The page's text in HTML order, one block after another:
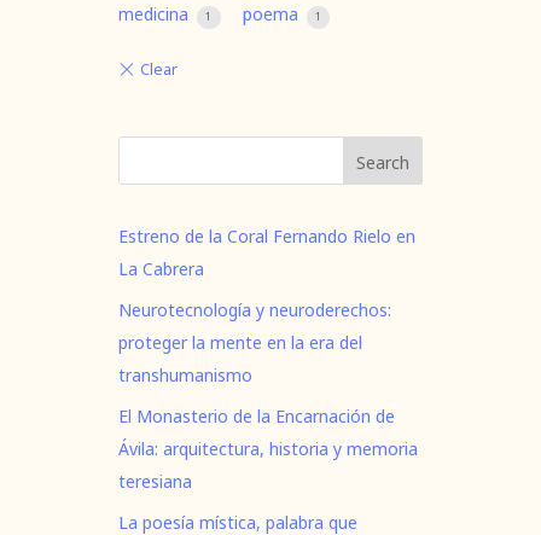
medicina 1 poema 1
Search
Estreno de la Coral Fernando Rielo en
La Cabrera
Neurotecnología y neuroderechos:
proteger la mente en la era del
transhumanismo
El Monasterio de la Encarnación de
Ávila: arquitectura, historia y memoria
teresiana
La poesía mística, palabra que